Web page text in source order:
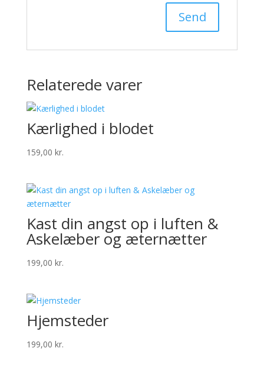
Relaterede varer
Kærlighed i blodet
159,00 kr.
Kast din angst op i luften &
Askelæber og æternætter
199,00 kr.
Hjemsteder
199,00 kr.